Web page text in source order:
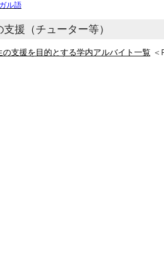
ル語
援（チューター等）
の支援を目的とする学内アルバイト一覧＜